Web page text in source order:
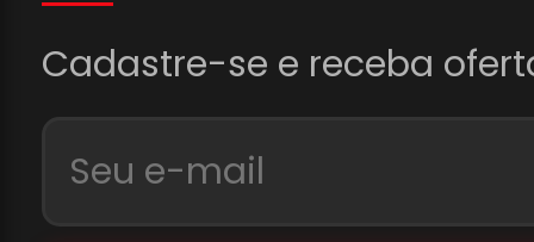
Cadastre-se e receba